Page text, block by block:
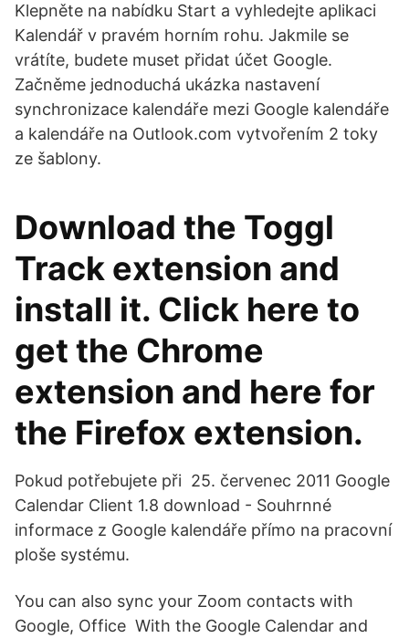
Klepněte na nabídku Start a vyhledejte aplikaci
Kalendář v pravém horním rohu. Jakmile se
vrátíte, budete muset přidat účet Google.
Začněme jednoduchá ukázka nastavení
synchronizace kalendáře mezi Google kalendáře
a kalendáře na Outlook.com vytvořením 2 toky
ze šablony.
Download the Toggl
Track extension and
install it. Click here to
get the Chrome
extension and here for
the Firefox extension.
Pokud potřebujete při 25. červenec 2011 Google
Calendar Client 1.8 download - Souhrnné
informace z Google kalendáře přímo na pracovní
ploše systému.
You can also sync your Zoom contacts with
Google, Office With the Google Calendar and